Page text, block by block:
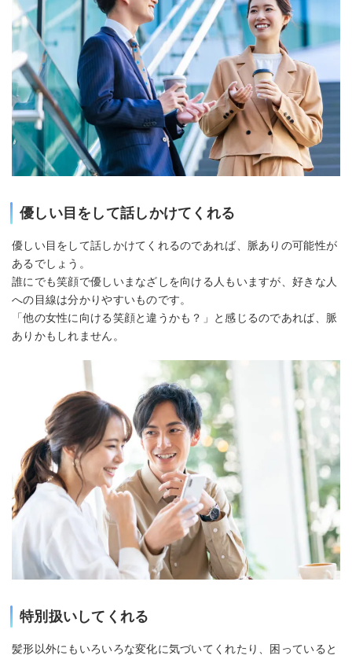
優しい目をして話しかけてくれる
優しい目をして話しかけてくれるのであれば、脈ありの可能性が
あるでしょう。
誰にでも笑顔で優しいまなざしを向ける人もいますが、好きな人
への目線は分かりやすいものです。
「他の女性に向ける笑顔と違うかも？」と感じるのであれば、脈
ありかもしれません。
特別扱いしてくれる
髪形以外にもいろいろな変化に気づいてくれたり、困っていると